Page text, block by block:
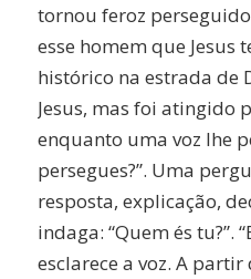
tornou feroz
esse homem que Jesus
histórico na estrada de
Jesus, mas foi atingido
enquanto uma voz lhe
persegues?”. Uma
resposta, explicação,
indaga: “Quem és tu?”.
esclarece a voz. A